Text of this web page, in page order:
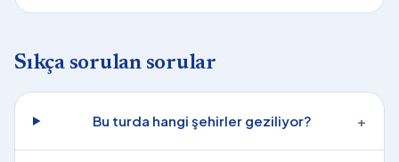
Sıkça sorulan sorular
Bu turda hangi şehirler geziliyor? +